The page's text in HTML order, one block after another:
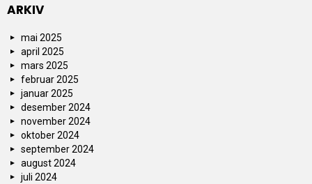
ARKIV
mai 2025
april 2025
mars 2025
februar 2025
januar 2025
desember 2024
november 2024
oktober 2024
september 2024
august 2024
juli 2024